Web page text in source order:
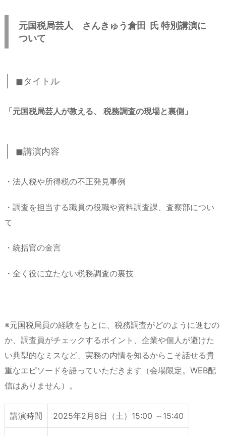
元国税局芸人 さんきゅう倉田 氏 特別講演に
ついて
◼︎タイトル
「元国税局芸人が教える、 税務調査の現場と裏側」
◼︎講演内容
・法人税や所得税の不正発見事例
・調査を担当する職員の役職や資料調査課、査察部につい
て
・統括官の金言
・全く役に立たない税務調査の裏技
※元国税局員の経験をもとに、税務調査がどのように進むの
か、調査員がチェックするポイント、企業や個人が避けた
い典型的なミスなど、実務の内情を知るからこそ話せる貴
重なエピソードを語っていただきます（会場限定。WEB配
信はありません）。
講演時間 2025年2月8日（土）15:00 ～15:40